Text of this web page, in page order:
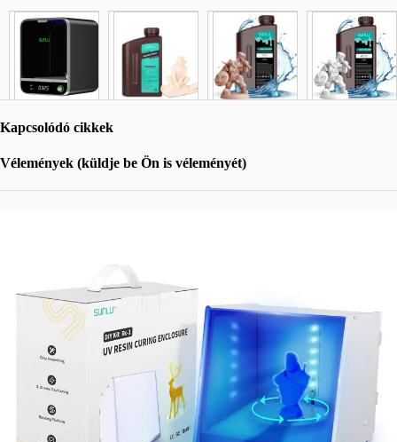
Kapcsolódó cikkek
Vélemények (küldje be Ön is véleményét)